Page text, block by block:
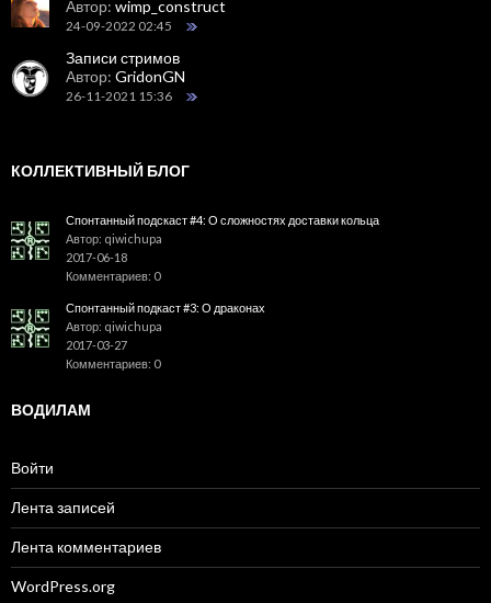
Автор: wimp_construct
24-09-2022 02:45
Записи стримов
Автор: GridonGN
26-11-2021 15:36
КОЛЛЕКТИВНЫЙ БЛОГ
Спонтанный подскаст #4: О сложностях доставки кольца
Автор: qiwichupa
2017-06-18
Комментариев: 0
Спонтанный подкаст #3: О драконах
Автор: qiwichupa
2017-03-27
Комментариев: 0
ВОДИЛАМ
Войти
Лента записей
Лента комментариев
WordPress.org